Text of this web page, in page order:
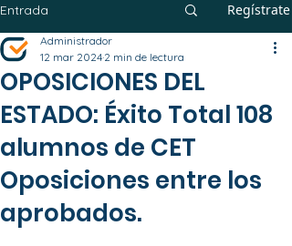
Entrada Regístrate
OPOSICIONES DEL
ESTADO: Éxito Total 108
alumnos de CET
Oposiciones entre los
aprobados.
Administrador
12 mar 2024 2 min de lectura